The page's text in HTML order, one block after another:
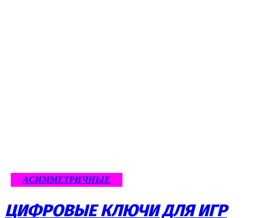
АСИММЕТРИЧНЫЕ
ЦИФРОВЫЕ КЛЮЧИ ДЛЯ ИГР